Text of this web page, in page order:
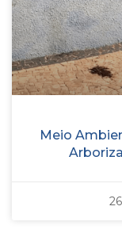
Meio